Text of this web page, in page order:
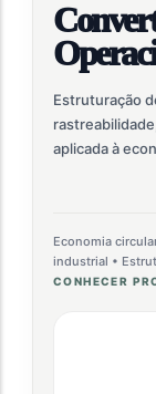
Estruturação
aplicada à
Economia
industrial •
CONHECER